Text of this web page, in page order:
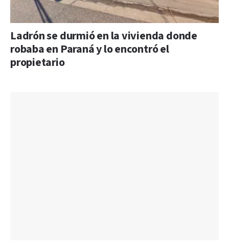
Ladrón se durmió en la vivienda donde
robaba en Paraná y lo encontró el
propietario